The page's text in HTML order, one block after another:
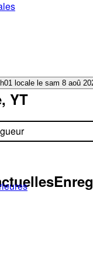
locale le sam 8 aoû
YT